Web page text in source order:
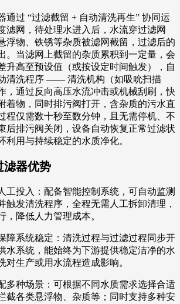
通过 “过滤截留 + 自动清洗再生” 协同运
滤网，待处理水进入后，水流穿过滤网
浮物、铁锈等杂质被滤网截留，过滤后的
。当滤网上截留的杂质累积到一定量，会
升高至预设值（或按设定时间触发），自
清洗程序 —— 清洗机构（如吸吮扫描
，通过反向高压水流冲击或机械刮刷，快
着物，同时排污阀打开，含杂质的污水直
程仅需数十秒至数分钟，且无需停机、不
后排污阀关闭，设备自动恢复正常过滤状
利用与持续稳定的水质净化。
滤器优势
工投入：配备智能控制系统，可自动监测
触发清洗程序，全程无需人工拆卸清理，
，降低人力管理成本。
障系统稳定：清洗过程与过滤过程同步开
水系统，能始终为下游提供稳定洁净的水
对生产或用水流程造成影响。
多种场景：可根据不同水质需求选择合适
截各类悬浮物、杂质等；同时支持多种安